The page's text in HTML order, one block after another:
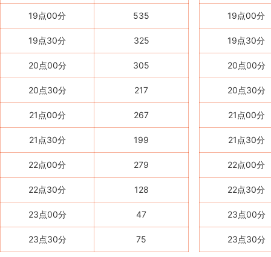
19点00分 535
19点30分 325
20点00分 305
20点30分 217
21点00分 267
21点30分 199
22点00分 279
22点30分 128
23点00分 47
23点30分 75
19点00分
19点30分
20点00分
20点30分
21点00分
21点30分
22点00分
22点30分
23点00分
23点30分